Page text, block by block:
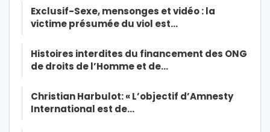
Exclusif-Sexe, mensonges et vidéo : la
victime présumée du viol est…
Histoires interdites du financement des ONG
de droits de l’Homme et de…
Christian Harbulot: « L’objectif d’Amnesty
International est de…